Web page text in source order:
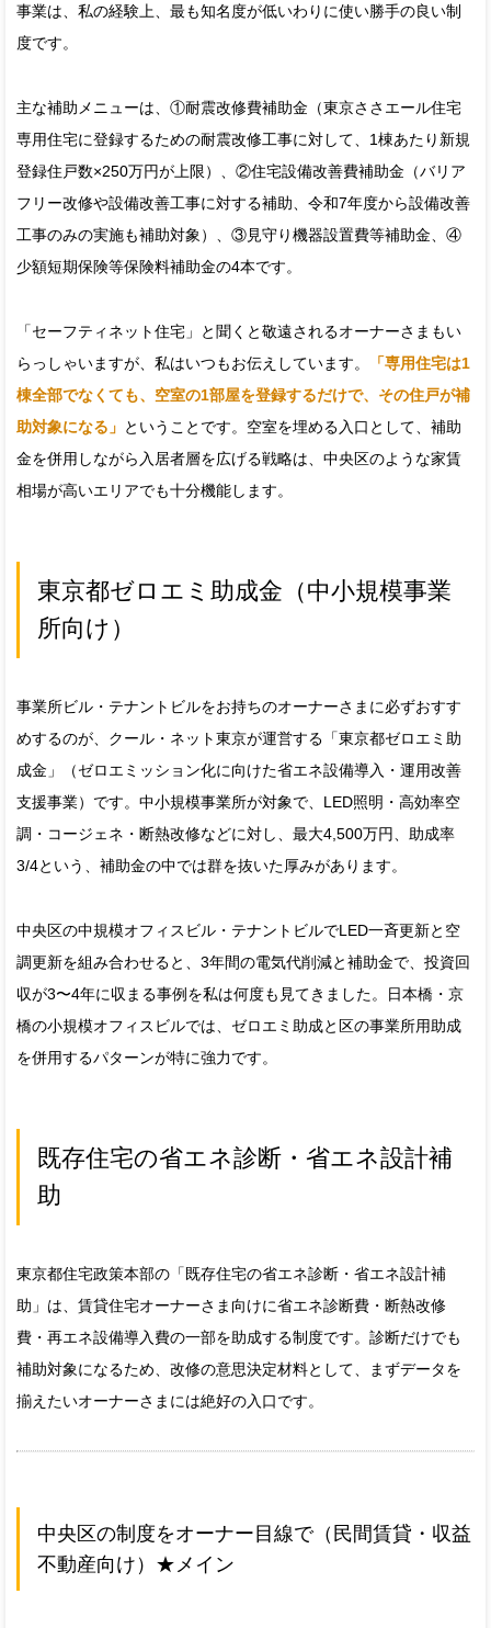
事業は、私の経験上、最も知名度が低いわりに使い勝手の良い制
度です。
主な補助メニューは、①耐震改修費補助金（東京ささエール住宅
専用住宅に登録するための耐震改修工事に対して、1棟あたり新規
登録住戸数×250万円が上限）、②住宅設備改善費補助金（バリア
フリー改修や設備改善工事に対する補助、令和7年度から設備改善
工事のみの実施も補助対象）、③見守り機器設置費等補助金、④
少額短期保険等保険料補助金の4本です。
「セーフティネット住宅」と聞くと敬遠されるオーナーさまもい
らっしゃいますが、私はいつもお伝えしています。
「専用住宅は1
棟全部でなくても、空室の1部屋を登録するだけで、その住戸が補
助対象になる」 ということです。空室を埋める入口として、補助
金を併用しながら入居者層を広げる戦略は、中央区のような家賃
相場が高いエリアでも十分機能します。
東京都ゼロエミ助成金（中小規模事業
所向け）
事業所ビル・テナントビルをお持ちのオーナーさまに必ずおすす
めするのが、クール・ネット東京が運営する「東京都ゼロエミ助
成金」（ゼロエミッション化に向けた省エネ設備導入・運用改善
支援事業）です。中小規模事業所が対象で、LED照明・高効率空
調・コージェネ・断熱改修などに対し、最大4,500万円、助成率
3/4という、補助金の中では群を抜いた厚みがあります。
中央区の中規模オフィスビル・テナントビルでLED一斉更新と空
調更新を組み合わせると、3年間の電気代削減と補助金で、投資回
収が3〜4年に収まる事例を私は何度も見てきました。日本橋・京
橋の小規模オフィスビルでは、ゼロエミ助成と区の事業所用助成
を併用するパターンが特に強力です。
既存住宅の省エネ診断・省エネ設計補
助
東京都住宅政策本部の「既存住宅の省エネ診断・省エネ設計補
助」は、賃貸住宅オーナーさま向けに省エネ診断費・断熱改修
費・再エネ設備導入費の一部を助成する制度です。診断だけでも
補助対象になるため、改修の意思決定材料として、まずデータを
揃えたいオーナーさまには絶好の入口です。
中央区の制度をオーナー目線で（民間賃貸・収益
不動産向け）★メイン